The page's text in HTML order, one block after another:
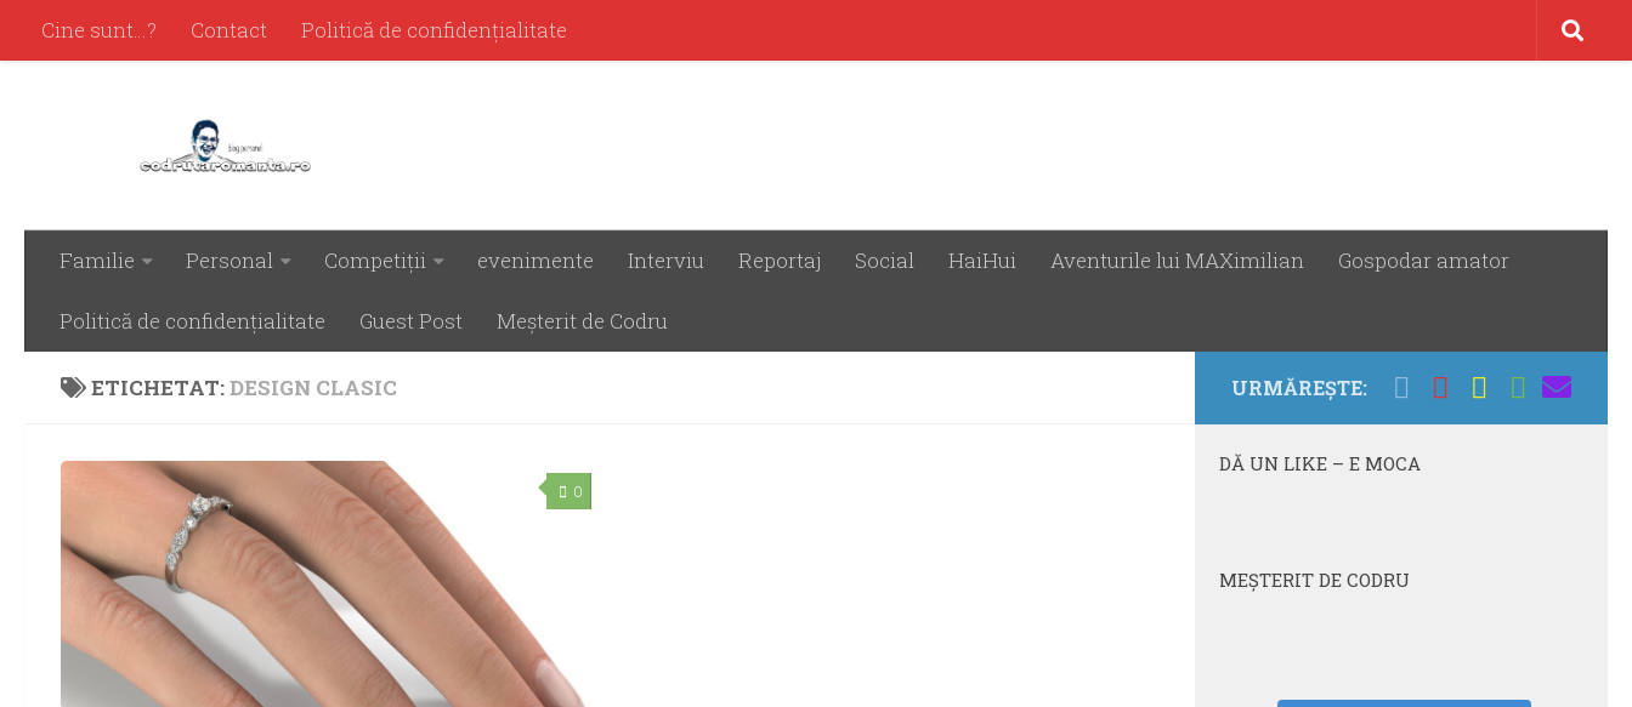
Cine sunt…? Contact Politică de confidenţialitate
Familie Personal Competiţii evenimente Interviu Reportaj Social HaiHui Aventurile lui MAXimilian Gospodar amator
Politică de confidenţialitate Guest Post Meşterit de Codru
ETICHETAT:DESIGN CLASIC
0
URMĂREȘTE:
DĂ UN LIKE – E MOCA
MEŞTERIT DE CODRU